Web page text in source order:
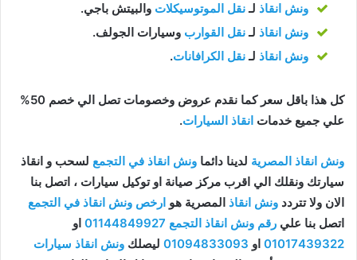
ونش انقاذ لـنقل الموتوسيكلات والبيتش باجي.
ونش انقاذ لـنقل القوارب وسيارات الجولف.
ونش انقاذ لـنقل الكرافانات.
كل هذا باقل سعر كما نقدم عروض وخصومات تصل الي خصم 50%
علي جميع خدمات انقاذ السيارات.
ونش انقاذ المصرية لدينا دائما ونش انقاذ في التجمع لسحب و انقاذ
سيارتك ونقلك الي اقرب مركز صيانة او توكيل سيارات ، اتصل بنا
الان ولا تتردد ونش انقاذ المصرية هو ارخص ونش انقاذ في التجمع
اتصل بنا علي رقم ونش انقاذ التجمع 01144849927 او
01017439322 او 01094833093 ليصلك ونش انقاذ سيارات